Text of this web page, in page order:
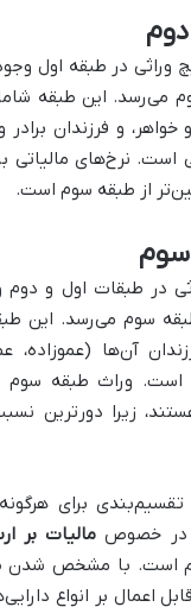
در طبقه اول
می‌رسد. این طبقه
خواهر، و فرزندان برادر
است. نرخ‌های مالیاتی
از طبقه سوم است.
سوم
در طبقات اول و دوم
سوم می‌رسد. این
آن‌ها (عموزاده،
است. وراث طبقه سوم
زیرا دورترین
برای هرگونه
در خصوص مالیات بر
است. با مشخص شدن
اعمال بر انواع